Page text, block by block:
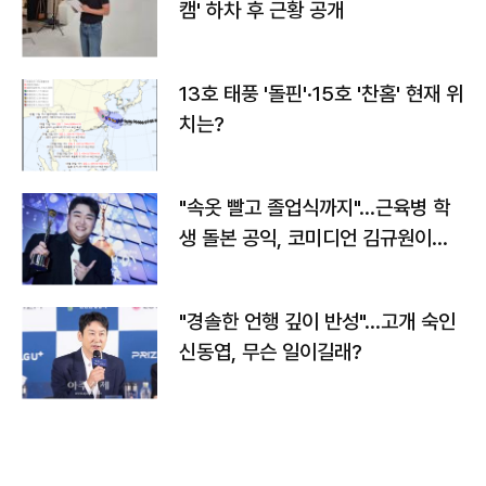
캠' 하차 후 근황 공개
13호 태풍 '돌핀'·15호 '찬홈' 현재 위
치는?
"속옷 빨고 졸업식까지"…근육병 학
생 돌본 공익, 코미디언 김규원이었
"경솔한 언행 깊이 반성"…고개 숙인
신동엽, 무슨 일이길래?